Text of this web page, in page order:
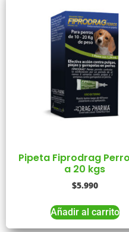
Pipeta Fiprodrag
a 20 kgs
$5.990
Añadir al carrito